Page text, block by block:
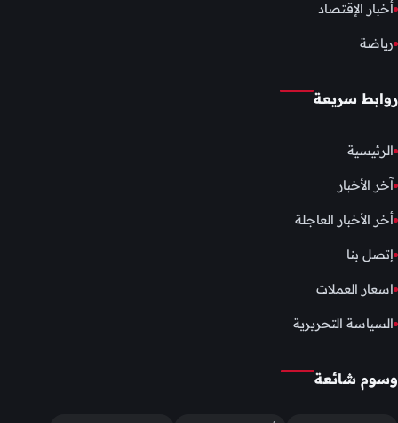
أخبار الإقتصاد
رياضة
روابط سريعة
الرئيسية
آخر الأخبار
أخر الأخبار العاجلة
إتصل بنا
اسعار العملات
السياسة التحريرية
وسوم شائعة